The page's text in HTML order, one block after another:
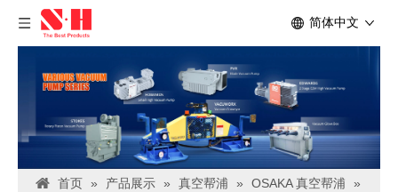
简体中文
首页 » 产品展示 » 真空帮浦 » OSAKA 真空帮浦 »